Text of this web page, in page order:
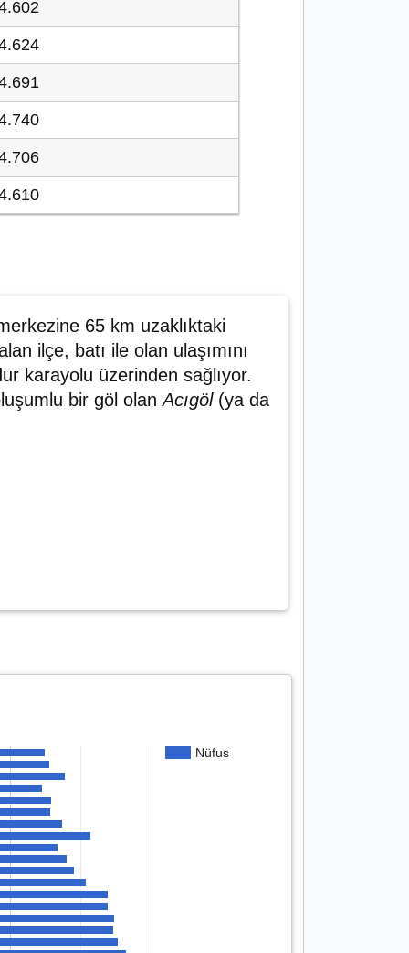
65 km uzaklıktaki
ilçe, batı ile olan ulaşımını
karayolu üzerinden sağlıyor.
bir göl olanAcıgöl (ya da
Nüfus